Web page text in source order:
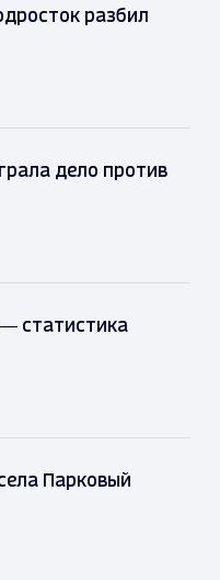
разбил
дело против
статистика
Парковый